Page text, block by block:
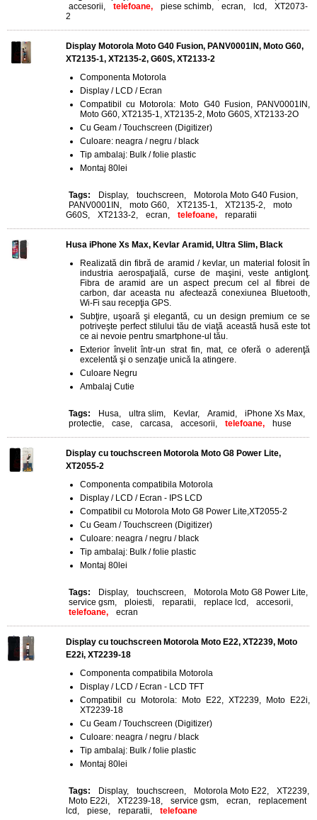
accesorii, telefoane, piese schimb, ecran, lcd ,
XT2073-
2
Display Motorola Moto G40 Fusion, PANV0001IN, Moto G60,
XT2135-1, XT2135-2, G60S, XT2133-2
Componenta Motorola
Display / LCD / Ecran
Compatibil cu Motorola: Moto G40 Fusion, PANV0001IN,
Moto G60, XT2135-1, XT2135-2, Moto G60S, XT2133-2O
Cu Geam / Touchscreen (Digitizer)
Culoare: neagra / negru / black
Tip ambalaj: Bulk / folie plastic
Montaj 80lei
Tags: Display, touchscreen, Motorola Moto G40 Fusion,
PANV0001IN , moto G60, XT2135-1, XT2135-2,
moto
G60S, XT2133-2, ecran, telefoane, reparatii
Husa iPhone Xs Max, Kevlar Aramid, Ultra Slim, Black
Realizată din fibră de aramid / kevlar, un material folosit în
industria aerospaţială, curse de maşini, veste antiglonţ.
Fibra de aramid are un aspect precum cel al fibrei de
carbon, dar aceasta nu afectează conexiunea Bluetooth,
Wi-Fi sau recepţia GPS.
Subţire, uşoară şi elegantă, cu un design premium ce se
potriveşte perfect stilului tău de viaţă această husă este tot
ce ai nevoie pentru smartphone-ul tău.
Exterior învelit într-un strat fin, mat, ce oferă o aderenţă
excelentă şi o senzaţie unică la atingere.
Culoare Negru
Ambalaj Cutie
Tags: Husa, ultra slim, Kevlar, Aramid , iPhone Xs Max,
protectie, case, carcasa, accesorii, telefoane, huse
Display cu touchscreen Motorola Moto G8 Power Lite,
XT2055-2
Componenta compatibila Motorola
Display / LCD / Ecran - IPS LCD
Compatibil cu Motorola Moto G8 Power Lite,XT2055-2
Cu Geam / Touchscreen (Digitizer)
Culoare: neagra / negru / black
Tip ambalaj: Bulk / folie plastic
Montaj 80lei
Tags: Display, touchscreen, Motorola Moto G8 Power Lite,
service gsm, ploiesti, reparatii, replace lcd , accesorii,
telefoane,
ecran
Display cu touchscreen Motorola Moto E22, XT2239, Moto
E22i, XT2239-18
Componenta compatibila Motorola
Display / LCD / Ecran - LCD TFT
Compatibil cu Motorola: Moto E22, XT2239, Moto E22i,
XT2239-18
Cu Geam / Touchscreen (Digitizer)
Culoare: neagra / negru / black
Tip ambalaj: Bulk / folie plastic
Montaj 80lei
Tags: Display, touchscreen, Motorola Moto E22, XT2239,
Moto E22i, XT2239-18, service gsm, ecran,
replacement
lcd , piese, reparatii, telefoane